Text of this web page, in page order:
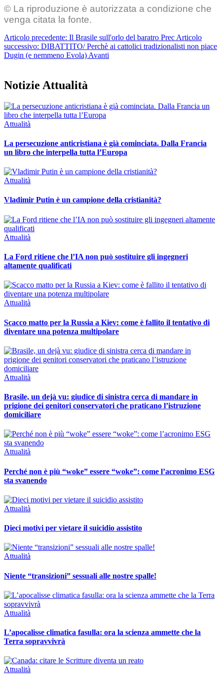
© La riproduzione è autorizzata a condizione che
venga citata la fonte.
Articolo precedente: Il Brasile sull'orlo del baratro Prec Articolo
successivo: DIBATTITO/ Perchè ai cattolici tradizionalisti non piace
Dugin (e nemmeno Evola) Avanti
Notizie Attualità
Attualità
La persecuzione anticristiana è già cominciata. Dalla Francia
un libro che interpella tutta l’Europa
Attualità
Vladimir Putin è un campione della cristianità?
Attualità
La Ford ritiene che l’IA non può sostituire gli ingegneri
altamente qualificati
Attualità
Scacco matto per la Russia a Kiev: come è fallito il tentativo di
diventare una potenza multipolare
Attualità
Brasile, un dejà vu: giudice di sinistra cerca di mandare in
prigione dei genitori conservatori che praticano l’istruzione
domiciliare
Attualità
Perché non è più “woke” essere “woke”: come l’acronimo ESG
sta svanendo
Attualità
Dieci motivi per vietare il suicidio assistito
Attualità
Niente “transizioni” sessuali alle nostre spalle!
Attualità
L’apocalisse climatica fasulla: ora la scienza ammette che la
Terra sopravvivrà
Attualità